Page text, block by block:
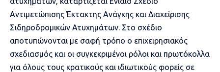
Αντιμετώπισης Έκτακτης Ανάγκης και Διαχείρισης
Σιδηροδρομικών Ατυχημάτων. Στο σχέδιο
αποτυπώνονται με σαφή τρόπο ο επιχειρησιακός
σχεδιασμός και οι συγκεκριμένοι ρόλοι και πρωτόκολλα
για όλους τους κρατικούς και ιδιωτικούς φορείς σε